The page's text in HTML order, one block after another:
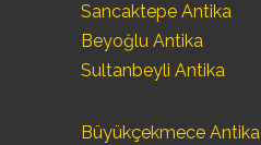
Sancaktepe Antika
Beyoğlu Antika
Sultanbeyli Antika
Büyükçekmece Antika